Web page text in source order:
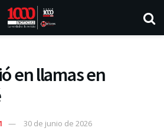
en llamas en
30 de junio de 2026